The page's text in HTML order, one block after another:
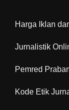
Harga Iklan
Jurnalistik
Pemred
Kode Etik